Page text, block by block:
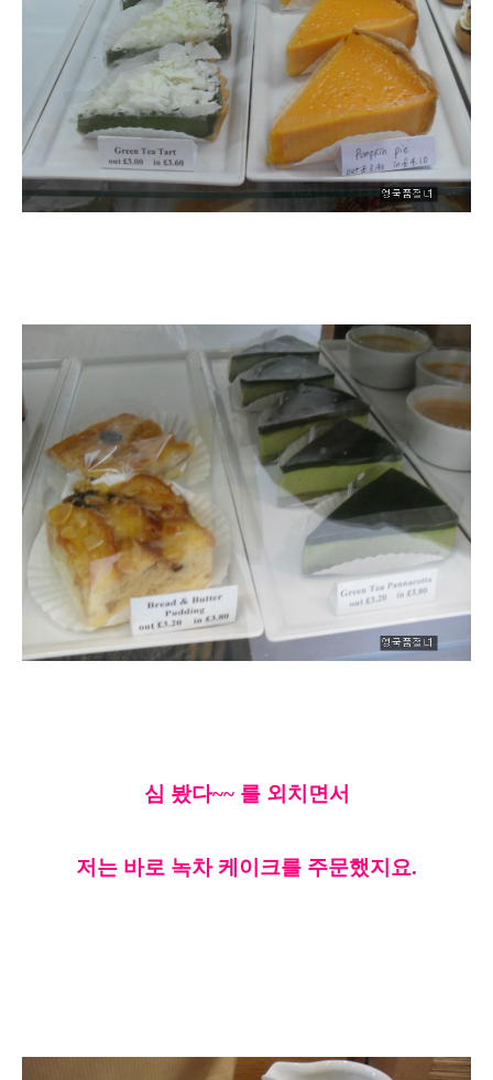
심 봤다~~ 를 외치면서
저는 바로 녹차 케이크를 주문했지요.